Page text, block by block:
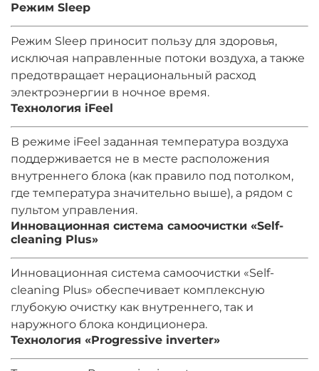
Режим Sleep
Режим Sleep приносит пользу для здоровья,
исключая направленные потоки воздуха, а также
предотвращает нерациональный расход
электроэнергии в ночное время.
Технология iFeel
В режиме iFeel заданная температура воздуха
поддерживается не в месте расположения
внутреннего блока (как правило под потолком,
где температура значительно выше), а рядом с
пультом управления.
Инновационная система самоочистки «Self-
cleaning Plus»
Инновационная система самоочистки «Self-
cleaning Plus» обеспечивает комплексную
глубокую очистку как внутреннего, так и
наружного блока кондиционера.
Технология «Progressive inverter»